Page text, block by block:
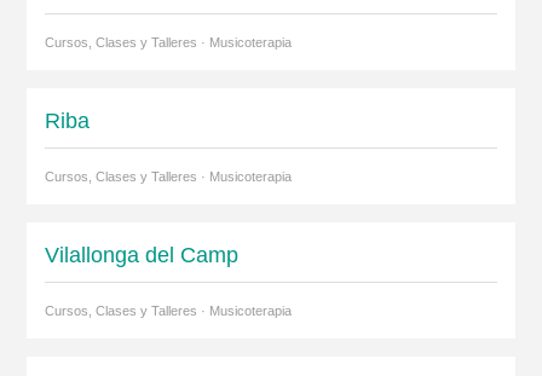
Cursos, Clases y Talleres · Musicoterapia
Riba
Cursos, Clases y Talleres · Musicoterapia
Vilallonga del Camp
Cursos, Clases y Talleres · Musicoterapia